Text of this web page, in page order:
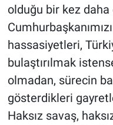
olduğu bir kez daha
hassasiyetleri,
bulaştırılmak
olmadan, sürecin
gösterdikleri
Haksız savaş,